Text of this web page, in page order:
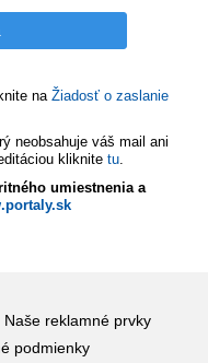
naŽiadosť o zaslanie
neobsahuje váš mail ani
kliknite tu.
umiestnenia a
Naše reklamné prvky
podmienky